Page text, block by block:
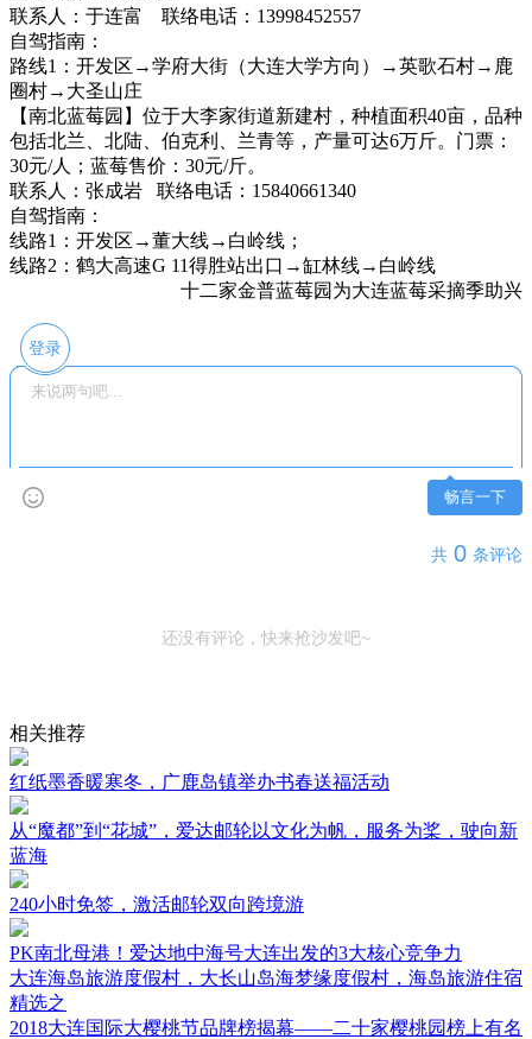
联系人：于连富 联络电话：13998452557
自驾指南：
路线1：开发区→学府大街（大连大学方向）→英歌石村→鹿
圈村→大圣山庄
【南北蓝莓园】位于大李家街道新建村，种植面积40亩，品种
包括北兰、北陆、伯克利、兰青等，产量可达6万斤。门票：
30元/人；蓝莓售价：30元/斤。
联系人：张成岩 联络电话：15840661340
自驾指南：
线路1：开发区→董大线→白岭线；
线路2：鹤大高速G 11得胜站出口→缸林线→白岭线
十二家金普蓝莓园为大连蓝莓采摘季助兴
登录
畅言一下
共 0 条评论
还没有评论，快来抢沙发吧~
相关推荐
红纸墨香暖寒冬，广鹿岛镇举办书春送福活动
从“魔都”到“花城”，爱达邮轮以文化为帆，服务为桨，驶向新
蓝海
240小时免签，激活邮轮双向跨境游
PK南北母港！爱达地中海号大连出发的3大核心竞争力
大连海岛旅游度假村，大长山岛海梦缘度假村，海岛旅游住宿
精选之
2018大连国际大樱桃节品牌榜揭幕——二十家樱桃园榜上有名